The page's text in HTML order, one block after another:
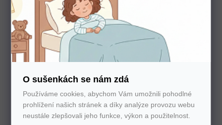
O sušenkách se nám zdá
Používáme cookies, abychom Vám umožnili pohodlné
prohlížení našich stránek a díky analýze provozu webu
neustále zlepšovali jeho funkce, výkon a použitelnost.
Nechte nám na sebe číslo. Zavoláme vám a se vším
poradíme
U nás nakupujte bez starostí
Autorizovaný prodejce všech značek. 100%
záruka. Záruční i pozáruční servis.